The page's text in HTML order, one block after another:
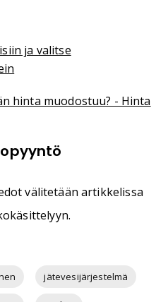
ja valitse
hinta muodostuu? - Hinta
välitetään artikkelissa
jätevesijärjestelmä